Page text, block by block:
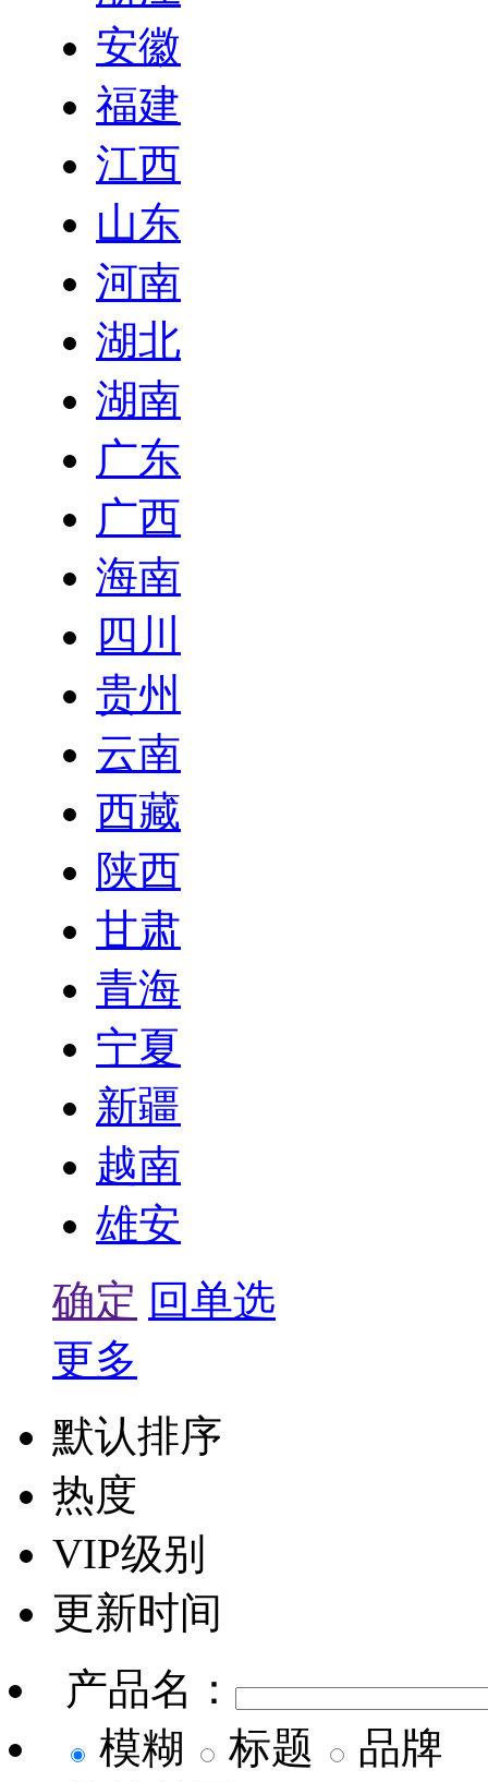
安徽
福建
江西
山东
河南
湖北
湖南
广东
广西
海南
四川
贵州
云南
西藏
陕西
甘肃
青海
宁夏
新疆
越南
雄安
确定 回单选
更多
默认排序
热度
VIP级别
更新时间
产品名：
模糊
标题
品牌